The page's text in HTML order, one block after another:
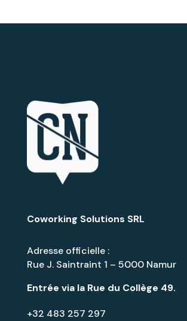
Coworking Solutions SRL
Adresse officielle :
Rue J. Saintraint 1 – 5000 Namur
Entrée via la Rue du Collège 49.
+32 483 257 297